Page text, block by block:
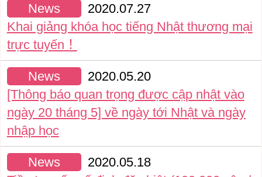
News
2020.07.27
Khai giảng khóa học tiếng Nhật thương mại
trực tuyến！
News
2020.05.20
[Thông báo quan trọng được cập nhật vào
ngày 20 tháng 5] về ngày tới Nhật và ngày
nhập học
News
2020.05.18